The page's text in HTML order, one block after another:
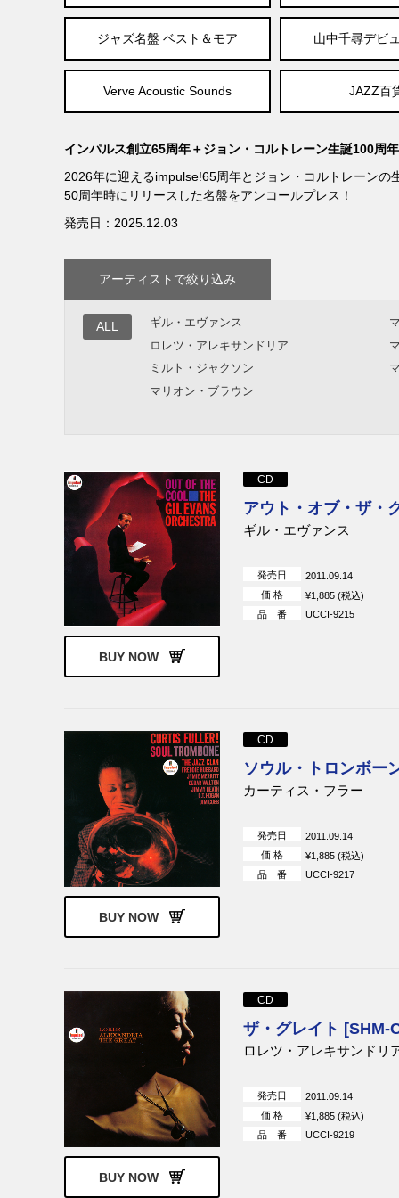
ジャズ名盤 ベスト＆モア 山中千尋デビ
Verve Acoustic Sounds JAZZ百
インパルス創立65周年＋ジョン・コルトレーン生誕100周
2026年に迎えるimpulse!65周年とジョン・コルトレーンの
50周年時にリリースした名盤をアンコールプレス！
発売日：2025.12.03
アーティストで絞り込み
ALL ギル・エヴァンス
ロレツ・アレキサンドリア
ミルト・ジャクソン
マリオン・ブラウン
BUY NOW
CD
アウト・オブ・ザ・
ギル・エヴァンス
発売日
2011.09.14
価 格
¥1,885 (税込)
品 番
UCCI-9215
BUY NOW
CD
ソウル・トロンボー
カーティス・フラー
発売日
2011.09.14
価 格
¥1,885 (税込)
品 番
UCCI-9217
BUY NOW
CD
ザ・グレイト [SHM-
ロレツ・アレキサンドリ
発売日
2011.09.14
価 格
¥1,885 (税込)
品 番
UCCI-9219